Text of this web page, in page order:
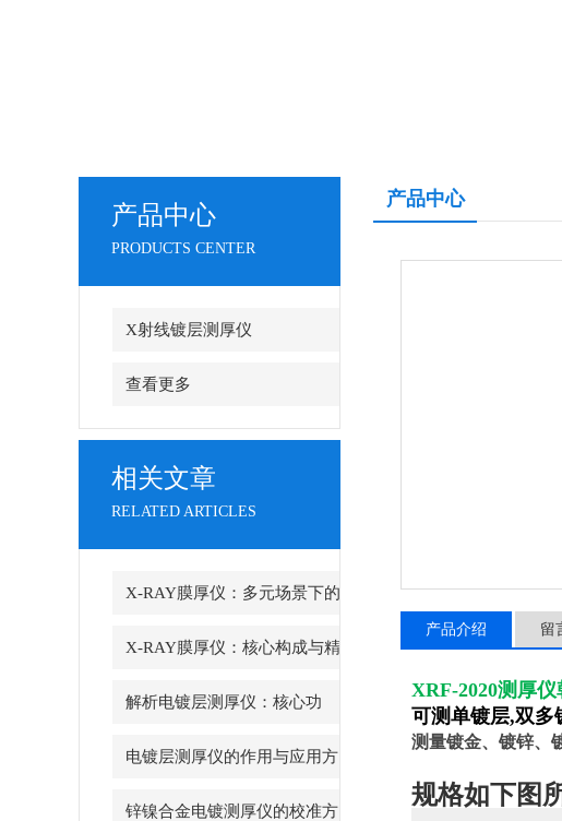
产品中心
PRODUCTS CENTER
X射线镀层测厚仪
查看更多
相关文章
RELATED ARTICLES
X-RAY膜厚仪：多元场景下的
精准检测边界
X-RAY膜厚仪：核心构成与精
密协作的科技密码
解析电镀层测厚仪：核心功
能、行业应用与技术亮点
电镀层测厚仪的作用与应用方
向分析
锌镍合金电镀测厚仪的校准方
产品中心
产品介绍 留
XRF-2020测厚
可测单镀层,双多
测量镀金、镀锌、
规格如下图